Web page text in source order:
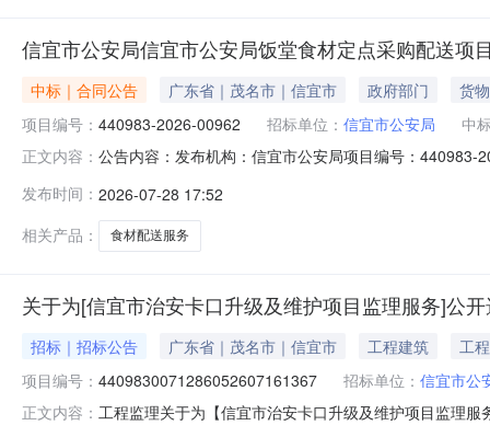
信宜市公安局信宜市公安局饭堂食材定点采购配送项
中标｜合同公告 广东省｜茂名市｜信宜市 政府部门
货物
项目编号： 440983-2026-00962 招标单位： 信宜市公安局
中
正文内容： 公告内容：发布机构：信宜市公安局项目编号：
8899141供应商(乙方)：茂名市百润农业科技发展有限公
发布时间： 2026-07-28 17:52
相关产品：
食材配送服务
关于为[信宜市治安卡口升级及维护项目监理服务]公
招标｜招标公告 广东省｜茂名市｜信宜市 工程建筑
工程
项目编号： 4409830071286052607161367 招标单位： 信宜市公
正文内容： 工程监理关于为【信宜市治安卡口升级及维护项目监理